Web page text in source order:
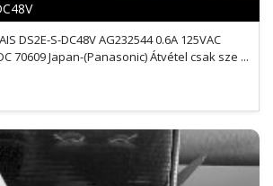
DS2E-S-DC48V AG232544 0.6A 125VAC
70609 Japan-(Panasonic) Átvétel csak sze ...